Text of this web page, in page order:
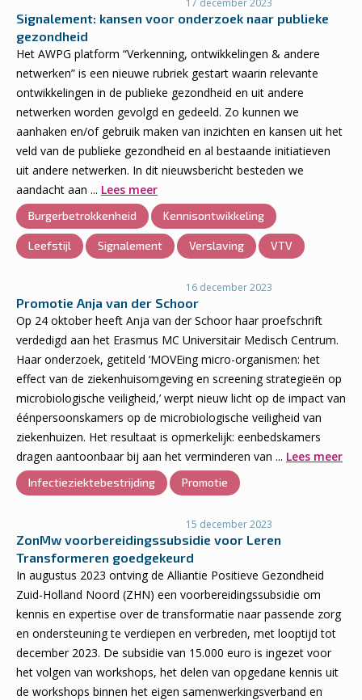
17 december 2023
Signalement: kansen voor onderzoek naar publieke
gezondheid
Het AWPG platform “Verkenning, ontwikkelingen & andere
netwerken” is een nieuwe rubriek gestart waarin relevante
ontwikkelingen in de publieke gezondheid en uit andere
netwerken worden gevolgd en gedeeld. Zo kunnen we
aanhaken en/of gebruik maken van inzichten en kansen uit het
veld van de publieke gezondheid en al bestaande initiatieven
uit andere netwerken. In dit nieuwsbericht besteden we
aandacht aan ... Lees meer
Burgerbetrokkenheid Kennisontwikkeling
Leefstijl Signalement Verslaving VTV
16 december 2023
Promotie Anja van der Schoor
Op 24 oktober heeft Anja van der Schoor haar proefschrift
verdedigd aan het Erasmus MC Universitair Medisch Centrum.
Haar onderzoek, getiteld ‘MOVEing micro-organismen: het
effect van de ziekenhuisomgeving en screening strategieën op
microbiologische veiligheid,’ werpt nieuw licht op de impact van
éénpersoonskamers op de microbiologische veiligheid van
ziekenhuizen. Het resultaat is opmerkelijk: eenbedskamers
dragen aantoonbaar bij aan het verminderen van ... Lees meer
Infectieziektebestrijding Promotie
15 december 2023
ZonMw voorbereidingssubsidie voor Leren
Transformeren goedgekeurd
In augustus 2023 ontving de Alliantie Positieve Gezondheid
Zuid-Holland Noord (ZHN) een voorbereidingssubsidie om
kennis en expertise over de transformatie naar passende zorg
en ondersteuning te verdiepen en verbreden, met looptijd tot
december 2023. De subsidie van 15.000 euro is ingezet voor
het volgen van workshops, het delen van opgedane kennis uit
de workshops binnen het eigen samenwerkingsverband en